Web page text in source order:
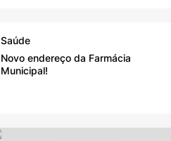
Saúde
Novo endereço da Farmácia
Municipal!